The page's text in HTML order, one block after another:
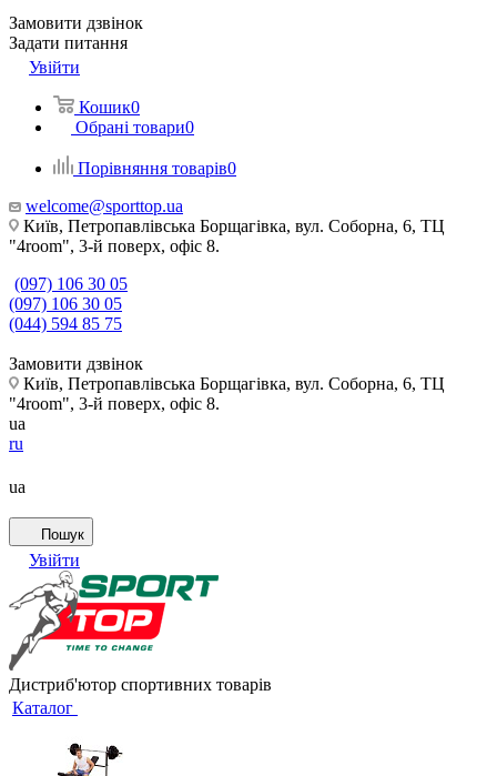
Замовити дзвінок
Задати питання
Увійти
Кошик0
Обрані товари0
Порівняння товарів0
welcome@sporttop.ua
Київ, Петропавлівська Борщагівка, вул. Соборна, 6, ТЦ
"4room", 3-й поверх, офіс 8.
(097) 106 30 05
(097) 106 30 05
(044) 594 85 75
Замовити дзвінок
Київ, Петропавлівська Борщагівка, вул. Соборна, 6, ТЦ
"4room", 3-й поверх, офіс 8.
ua
ru
ua
Пошук
Увійти
Дистриб'ютор спортивних товарів
Каталог